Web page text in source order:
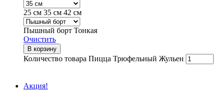
25 см 35 см 42 см
Пышный борт Тонкая
Очистить
В корзину
Количество товара Пицца Трюфельный Жульен
Акция!